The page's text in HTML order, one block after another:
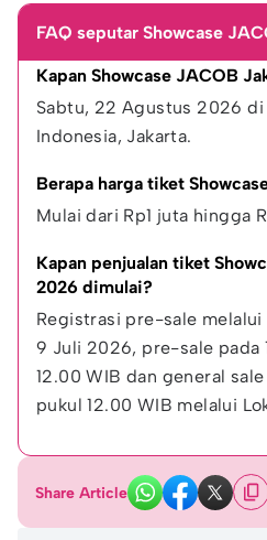
FAQ seputar Showcase
Kapan Showcase JACOB
Sabtu, 22 Agustus 2026 di
Indonesia, Jakarta.
Berapa harga tiket
Mulai dari Rp1 juta hingga
Kapan penjualan tiket
2026 dimulai?
Registrasi pre-sale
9 Juli 2026, pre-sale pada
12.00 WIB dan general
pukul 12.00 WIB melalui
Share Article